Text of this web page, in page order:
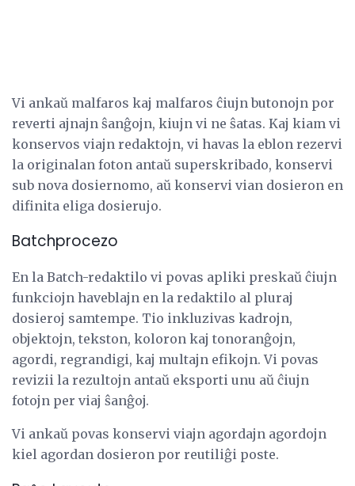
Vi ankaŭ malfaros kaj malfaros ĉiujn butonojn por
reverti ajnajn ŝanĝojn, kiujn vi ne ŝatas. Kaj kiam vi
konservos viajn redaktojn, vi havas la eblon rezervi
la originalan foton antaŭ superskribado, konservi
sub nova dosiernomo, aŭ konservi vian dosieron en
difinita eliga dosierujo.
Batchprocezo
En la Batch-redaktilo vi povas apliki preskaŭ ĉiujn
funkciojn haveblajn en la redaktilo al pluraj
dosieroj samtempe. Tio inkluzivas kadrojn,
objektojn, tekston, koloron kaj tonoranĝojn,
agordi, regrandigi, kaj multajn efikojn. Vi povas
revizii la rezultojn antaŭ eksporti unu aŭ ĉiujn
fotojn per viaj ŝanĝoj.
Vi ankaŭ povas konservi viajn agordajn agordojn
kiel agordan dosieron por reutiliĝi poste.